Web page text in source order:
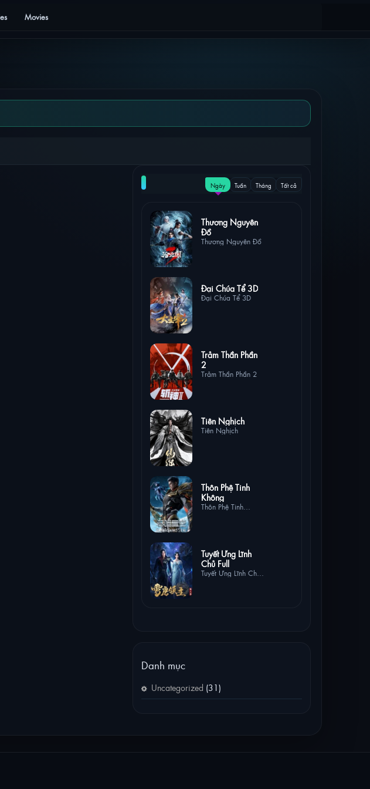
Movies
NỔI BẬT Ngày Tuần Tháng Tất cả
Thương Nguyên
Đồ
Thương Nguyên Đồ
Đại Chúa Tể 3D
Đại Chúa Tể 3D
Trảm Thần Phần
2
Trảm Thần Phần 2
Tiên Nghịch
Tiên Nghịch
Thôn Phệ Tinh
Không
Thôn Phệ Tinh
Tuyết Ưng Lĩnh
Chủ Full
Tuyết Ưng Lĩnh Chủ
Full
Danh mục
Uncategorized (31)